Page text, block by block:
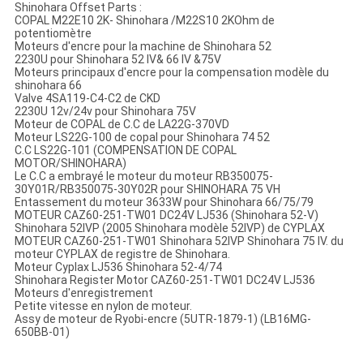
Shinohara Offset Parts :
COPAL M22E10 2K- Shinohara /M22S10 2KOhm de
potentiomètre
Moteurs d'encre pour la machine de Shinohara 52
2230U pour Shinohara 52 IV& 66 IV &75V
Moteurs principaux d'encre pour la compensation modèle du
shinohara 66
Valve 4SA119-C4-C2 de CKD
2230U 12v/24v pour Shinohara 75V
Moteur de COPAL de C.C de LA22G-370VD
Moteur LS22G-100 de copal pour Shinohara 74 52
C.C LS22G-101 (COMPENSATION DE COPAL
MOTOR/SHINOHARA)
Le C.C a embrayé le moteur du moteur RB350075-
30Y01R/RB350075-30Y02R pour SHINOHARA 75 VH
Entassement du moteur 3633W pour Shinohara 66/75/79
MOTEUR CAZ60-251-TW01 DC24V LJ536 (Shinohara 52-V)
Shinohara 52IVP (2005 Shinohara modèle 52IVP) de CYPLAX
MOTEUR CAZ60-251-TW01 Shinohara 52IVP Shinohara 75 IV. du
moteur CYPLAX de registre de Shinohara.
Moteur Cyplax LJ536 Shinohara 52-4/74
Shinohara Register Motor CAZ60-251-TW01 DC24V LJ536
Moteurs d'enregistrement
Petite vitesse en nylon de moteur.
Assy de moteur de Ryobi-encre (5UTR-1879-1) (LB16MG-
650BB-01)